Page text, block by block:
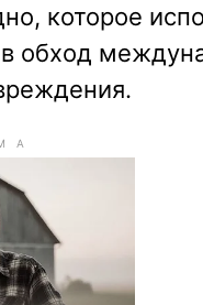
которое
обход